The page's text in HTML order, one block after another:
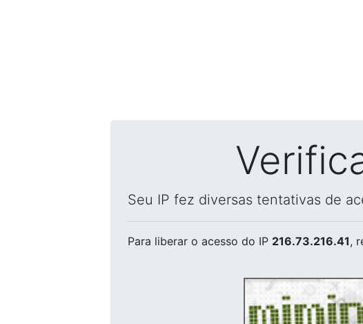
Seu IP fez diversas tentativas de
Para liberar o acesso do IP 216.73.216.41,